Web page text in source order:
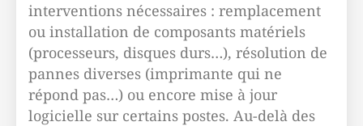
interventions nécessaires : remplacement
ou installation de composants matériels
(processeurs, disques durs…), résolution de
pannes diverses (imprimante qui ne
répond pas…) ou encore mise à jour
logicielle sur certains postes. Au-delà des